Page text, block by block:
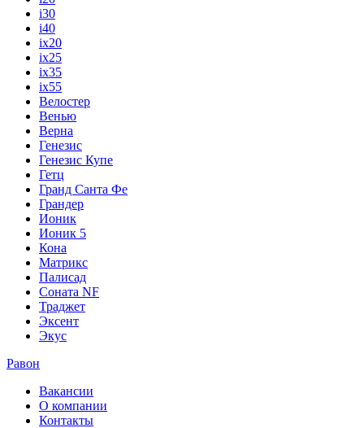
i30
i40
ix20
ix25
ix35
ix55
Велостер
Венью
Верна
Генезис
Генезис Купе
Гетц
Гранд Санта Фе
Грандер
Ионик
Ионик 5
Кона
Матрикс
Палисад
Соната NF
Траджет
Эксент
Экус
Равон
Вакансии
О компании
Контакты